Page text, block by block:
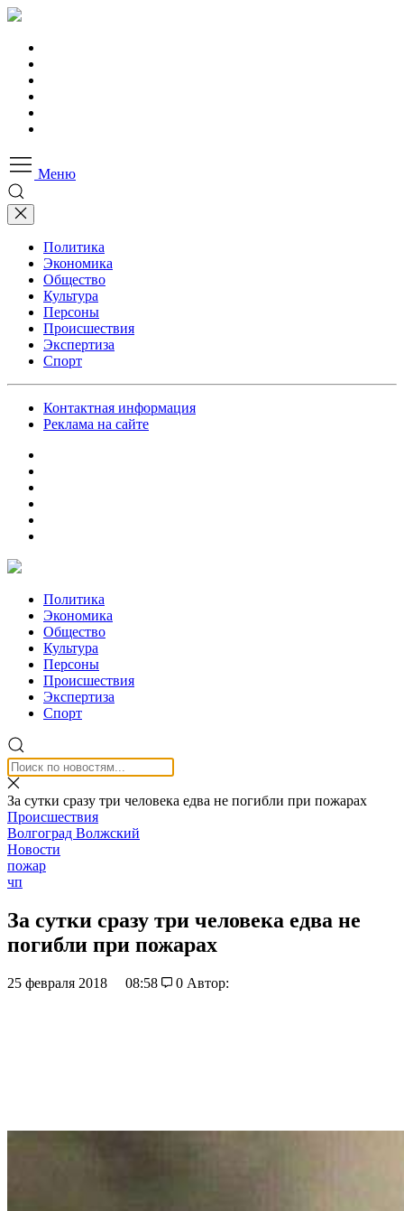
Меню
Политика
Экономика
Общество
Культура
Персоны
Происшествия
Экспертиза
Спорт
Контактная информация
Реклама на сайте
Политика
Экономика
Общество
Культура
Персоны
Происшествия
Экспертиза
Спорт
За сутки сразу три человека едва не погибли при пожарах
Происшествия
Волгоград Волжский
Новости
пожар
чп
За сутки сразу три человека едва не
погибли при пожарах
25 февраля 2018 08:58 0 Автор: